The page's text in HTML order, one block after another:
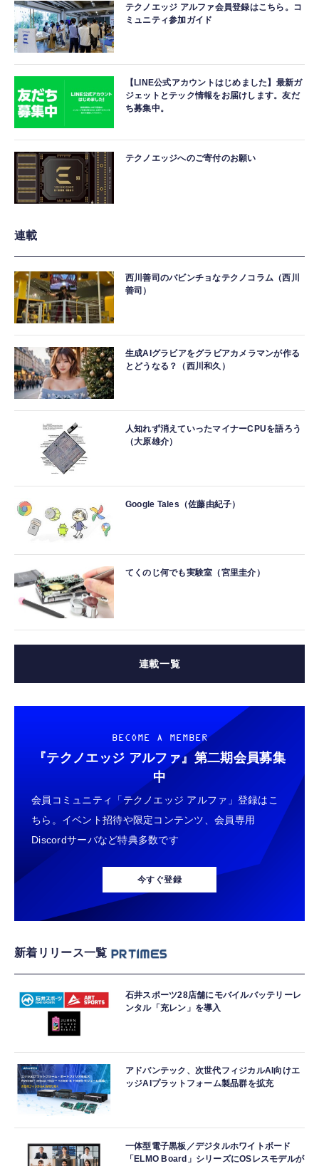
テクノエッジ アルファ会員登録はこちら。コ
ミュニティ参加ガイド
【LINE公式アカウントはじめました】最新ガ
ジェットとテック情報をお届けします。友だ
ち募集中。
テクノエッジへのご寄付のお願い
連載
西川善司のバビンチョなテクノコラム（西川
善司）
生成AIグラビアをグラビアカメラマンが作る
とどうなる？（西川和久）
人知れず消えていったマイナーCPUを語ろう
（大原雄介）
Google Tales（佐藤由紀子）
てくのじ何でも実験室（宮里圭介）
連載一覧
BECOME A MEMBER
『テクノエッジ アルファ』 第二期会員募集
中
会員コミュニティ「テクノエッジ アルファ」登録はこ
ちら。イベント招待や限定コンテンツ、会員専用
Discordサーバなど特典多数です
今すぐ登録
新着リリース一覧
石井スポーツ28店舗にモバイルバッテリーレ
ンタル「充レン」を導入
アドバンテック、次世代フィジカルAI向けエ
ッジAIプラットフォーム製品群を拡充
一体型電子黒板／デジタルホワイトボード
「ELMO Board」シリーズにOSレスモデルが